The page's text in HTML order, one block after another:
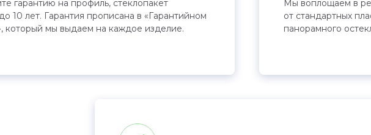
гарантию на профиль, стеклопакет
10 лет. Гарантия прописана в «Гарантийном
который мы выдаем на каждое изделие.
Мы воплощаем в
от стандартных
панорамного